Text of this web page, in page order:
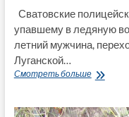
Сватовские
упавшему в ледяную
летний мужчина,
Луганской…
Смотреть больше
жизнь